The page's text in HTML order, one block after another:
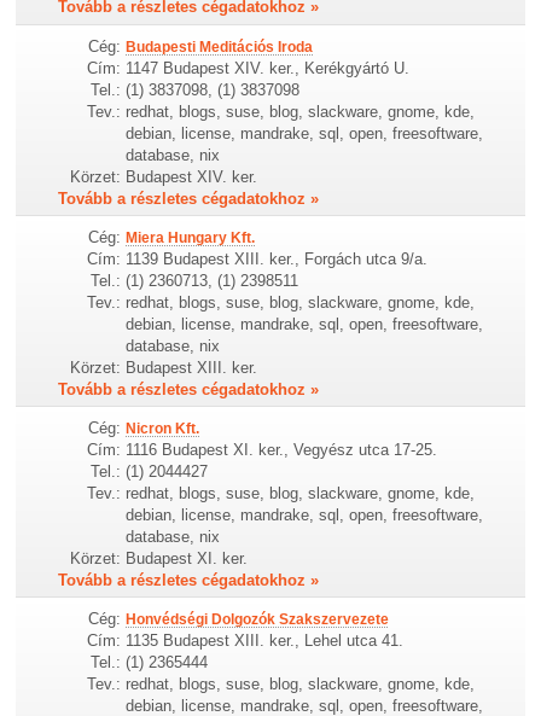
Tovább a részletes cégadatokhoz »
Cég: Budapesti Meditációs Iroda
Cím: 1147 Budapest XIV. ker., Kerékgyártó U.
Tel.: (1) 3837098, (1) 3837098
Tev.: redhat, blogs, suse, blog, slackware, gnome, kde,
debian, license, mandrake, sql, open, freesoftware,
database, nix
Körzet: Budapest XIV. ker.
Tovább a részletes cégadatokhoz »
Cég: Miera Hungary Kft.
Cím: 1139 Budapest XIII. ker., Forgách utca 9/a.
Tel.: (1) 2360713, (1) 2398511
Tev.: redhat, blogs, suse, blog, slackware, gnome, kde,
debian, license, mandrake, sql, open, freesoftware,
database, nix
Körzet: Budapest XIII. ker.
Tovább a részletes cégadatokhoz »
Cég: Nicron Kft.
Cím: 1116 Budapest XI. ker., Vegyész utca 17-25.
Tel.: (1) 2044427
Tev.: redhat, blogs, suse, blog, slackware, gnome, kde,
debian, license, mandrake, sql, open, freesoftware,
database, nix
Körzet: Budapest XI. ker.
Tovább a részletes cégadatokhoz »
Cég: Honvédségi Dolgozók Szakszervezete
Cím: 1135 Budapest XIII. ker., Lehel utca 41.
Tel.: (1) 2365444
Tev.: redhat, blogs, suse, blog, slackware, gnome, kde,
debian, license, mandrake, sql, open, freesoftware,